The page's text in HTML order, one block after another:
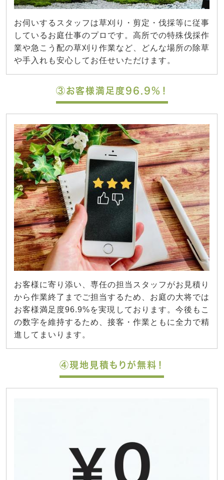
お伺いするスタッフは草刈り・剪定・伐採等に従事
しているお庭仕事のプロです。高所での特殊伐採作
業や急こう配の草刈り作業など、どんな場所の除草
や手入れも安心してお任せいただけます。
③お客様満足度96.9%！
お客様に寄り添い、専任の担当スタッフがお見積り
から作業終了までご担当するため、お庭の大将では
お客様満足度96.9%を実現しております。今後もこ
の数字を維持するため、接客・作業ともに全力で精
進してまいります。
④現地見積もりが無料！